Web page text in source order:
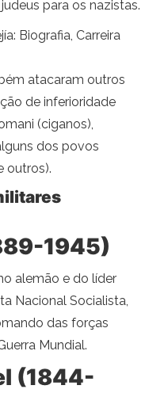
para os nazistas.
Biografia, Carreira
atacaram outros
de inferioridade
(ciganos),
dos povos
outros).
1945)
alemão e do líder
Nacional Socialista,
das forças
Mundial.
(1844-